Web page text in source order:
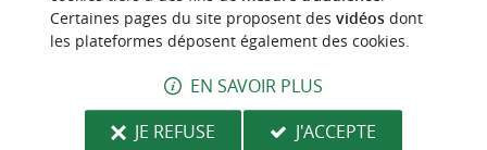
Certaines pages du site proposent des vidéosdont
les plateformes déposent également des cookies.
EN SAVOIR PLUS
JE REFUSE
J'ACCEPTE